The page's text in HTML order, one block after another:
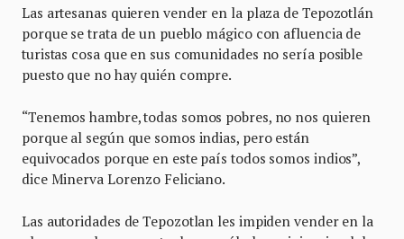
Las artesanas quieren vender en la plaza de Tepozotlán
porque se trata de un pueblo mágico con afluencia de
turistas cosa que en sus comunidades no sería posible
puesto que no hay quién compre.
“Tenemos hambre, todas somos pobres, no nos quieren
porque al según que somos indias, pero están
equivocados porque en este país todos somos indios”,
dice Minerva Lorenzo Feliciano.
Las autoridades de Tepozotlan les impiden vender en la